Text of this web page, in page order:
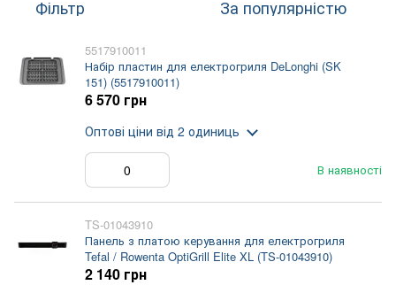
Фільтр За популярністю
5517910011
Набір пластин для електрогриля DeLonghi (SK
151) (5517910011)
В наявності
6 570 грн
Оптові ціни від 2 одиниць
TS-01043910
Панель з платою керування для електрогриля
Tefal / Rowenta OptiGrill Elite XL (TS-01043910)
2 140 грн